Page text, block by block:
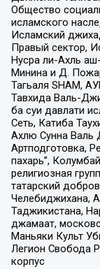
Общество
исламского
Исламский
Правый сектор,
Нусра ли-Ахль
Минина и Д.
Тагьаля SHAM,
Тавхида Валь-
ба суи давлати
Сеть, Катиба
Ахлю Сунна Валь
Артподготовка,
пахарь”,
религиозная
татарский
Челебиджихана,
Таджикистана,
джамаат,
Маньяки Культ
Легион Свобода
корпус